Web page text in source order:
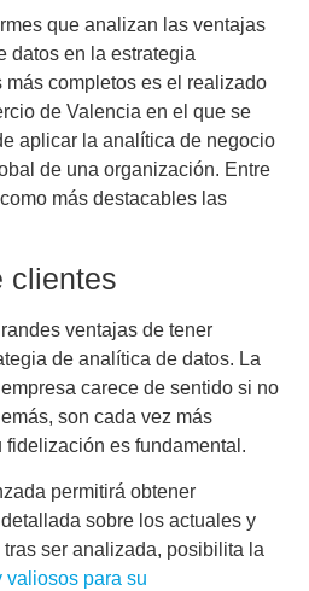
que analizan las ventajas
datos en la estrategia
completos es el realizado
de Valencia en el que se
aplicar la analítica de negocio
de una organización. Entre
más destacables las
clientes
ventajas de tener
de analítica de datos. La
carece de sentido si no
son cada vez más
es fundamental.
permitirá obtener
sobre los actuales y
tras ser analizada, posibilita la
valiosos para su